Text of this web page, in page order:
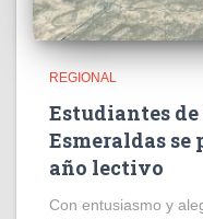
REGIONAL
Estudiantes
Esmeraldas
año lectivo
Con entusiasmo y